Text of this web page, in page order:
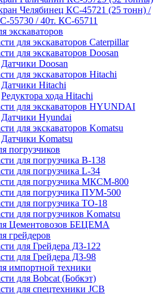
Челябинец КС-45721 (25 тонн) /
55730 / 40т. КС-65711
экскаваторов
для экскаваторов Caterpillar
для экскаваторов Doosan
Датчики Doosan
для экскаваторов Hitachi
Датчики Hitachi
Редуктора хода Hitachi
для экскаваторов HYUNDAI
Датчики Hyundai
для экскаваторов Komatsu
Датчики Komatsu
погрузчиков
для погрузчика B-138
для погрузчика L-34
для погрузчика МКСМ-800
для погрузчика ПУМ-500
для погрузчика ТО-18
для погрузчиков Komatsu
Цементовозов БЕЦЕМА
грейдеров
для Грейдера ДЗ-122
для Грейдера ДЗ-98
импортной техники
для Bobcat (Бобкэт)
для спецтехники JCB